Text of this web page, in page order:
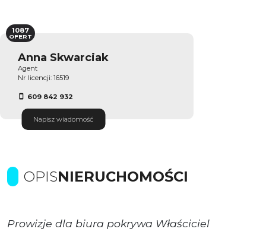
Anna Skwarciak
Agent
Nr licencji: 16519
609 842 932
Napisz wiadomość
1087
OFERT
OPISNIERUCHOMOŚCI
Prowizje dla biura pokrywa Właściciel